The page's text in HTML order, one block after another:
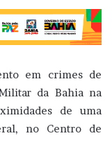
em crimes de
da Bahia na
de uma
no Centro de